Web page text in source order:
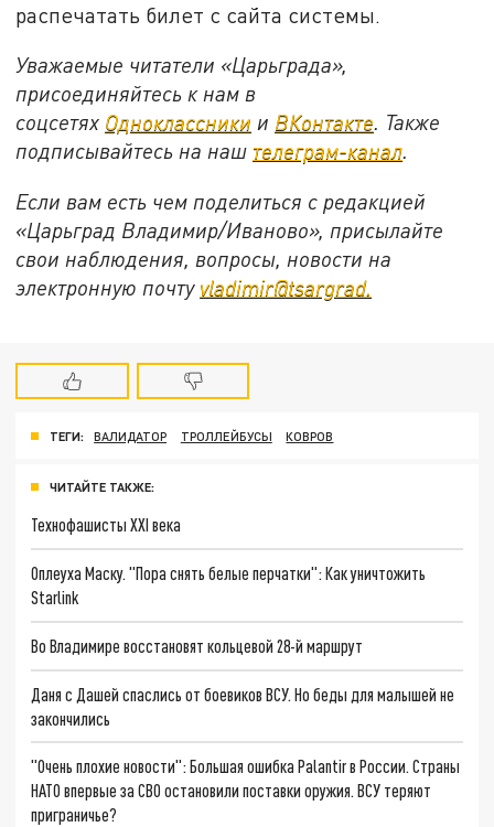
распечатать билет с сайта системы.
Уважаемые читатели «Царьграда»,
присоединяйтесь к нам в
соцсетях Одноклассники и ВКонтакте. Также
подписывайтесь на наш телеграм-канал.
Если вам есть чем поделиться с редакцией
«Царьград Владимир/Иваново», присылайте
свои наблюдения, вопросы, новости на
электронную почту vladimir@tsargrad.
ТЕГИ: ВАЛИДАТОР ТРОЛЛЕЙБУСЫ КОВРОВ
ЧИТАЙТЕ ТАКЖЕ:
Технофашисты XXI века
Оплеуха Маску. "Пора снять белые перчатки": Как уничтожить
Starlink
Во Владимире восстановят кольцевой 28-й маршрут
Даня с Дашей спаслись от боевиков ВСУ. Но беды для малышей не
закончились
"Очень плохие новости": Большая ошибка Palantir в России. Страны
НАТО впервые за СВО остановили поставки оружия. ВСУ теряют
приграничье?